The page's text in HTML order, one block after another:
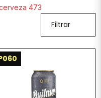
473
Filtrar